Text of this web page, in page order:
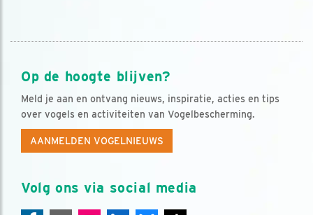
Op de hoogte blijven?
Meld je aan en ontvang nieuws, inspiratie, acties en tips
over vogels en activiteiten van Vogelbescherming.
AANMELDEN VOGELNIEUWS
Volg ons via social media